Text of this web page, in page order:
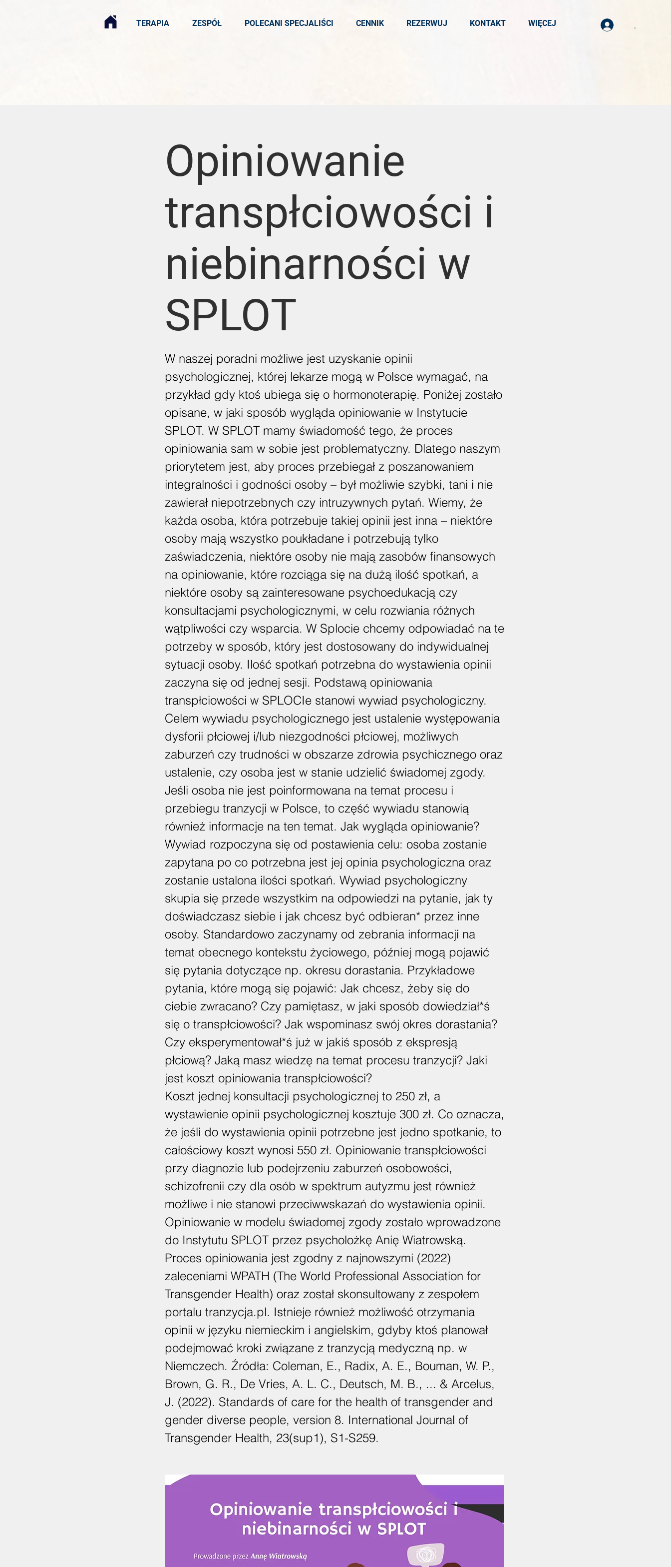
TERAPIA ZESPÓŁ POLECANI SPECJALIŚCI CENNIK REZERWUJ KONTAKT WIĘCEJ .
Opiniowanie
transpłciowości i
niebinarności w
SPLOT
W naszej poradni możliwe jest uzyskanie opinii
psychologicznej, której lekarze mogą w Polsce wymagać, na
przykład gdy ktoś ubiega się o hormonoterapię. Poniżej zostało
opisane, w jaki sposób wygląda opiniowanie w Instytucie
SPLOT. W SPLOT mamy świadomość tego, że proces
opiniowania sam w sobie jest problematyczny. Dlatego naszym
priorytetem jest, aby proces przebiegał z poszanowaniem
integralności i godności osoby – był możliwie szybki, tani i nie
zawierał niepotrzebnych czy intruzywnych pytań. Wiemy, że
każda osoba, która potrzebuje takiej opinii jest inna – niektóre
osoby mają wszystko poukładane i potrzebują tylko
zaświadczenia, niektóre osoby nie mają zasobów finansowych
na opiniowanie, które rozciąga się na dużą ilość spotkań, a
niektóre osoby są zainteresowane psychoedukacją czy
konsultacjami psychologicznymi, w celu rozwiania różnych
wątpliwości czy wsparcia. W Splocie chcemy odpowiadać na te
potrzeby w sposób, który jest dostosowany do indywidualnej
sytuacji osoby. Ilość spotkań potrzebna do wystawienia opinii
zaczyna się od jednej sesji. Podstawą opiniowania
transpłciowości w SPLOCIe stanowi wywiad psychologiczny.
Celem wywiadu psychologicznego jest ustalenie występowania
dysforii płciowej i/lub niezgodności płciowej, możliwych
zaburzeń czy trudności w obszarze zdrowia psychicznego oraz
ustalenie, czy osoba jest w stanie udzielić świadomej zgody.
Jeśli osoba nie jest poinformowana na temat procesu i
przebiegu tranzycji w Polsce, to część wywiadu stanowią
również informacje na ten temat. Jak wygląda opiniowanie?
Wywiad rozpoczyna się od postawienia celu: osoba zostanie
zapytana po co potrzebna jest jej opinia psychologiczna oraz
zostanie ustalona ilości spotkań. Wywiad psychologiczny
skupia się przede wszystkim na odpowiedzi na pytanie, jak ty
doświadczasz siebie i jak chcesz być odbieran* przez inne
osoby. Standardowo zaczynamy od zebrania informacji na
temat obecnego kontekstu życiowego, później mogą pojawić
się pytania dotyczące np. okresu dorastania. Przykładowe
pytania, które mogą się pojawić: Jak chcesz, żeby się do
ciebie zwracano? Czy pamiętasz, w jaki sposób dowiedział*ś
się o transpłciowości? Jak wspominasz swój okres dorastania?
Czy eksperymentował*ś już w jakiś sposób z ekspresją
płciową? Jaką masz wiedzę na temat procesu tranzycji? Jaki
jest koszt opiniowania transpłciowości?
Koszt jednej konsultacji psychologicznej to 250 zł, a
wystawienie opinii psychologicznej kosztuje 300 zł. Co oznacza,
że jeśli do wystawienia opinii potrzebne jest jedno spotkanie, to
całościowy koszt wynosi 550 zł. Opiniowanie transpłciowości
przy diagnozie lub podejrzeniu zaburzeń osobowości,
schizofrenii czy dla osób w spektrum autyzmu jest również
możliwe i nie stanowi przeciwwskazań do wystawienia opinii.
Opiniowanie w modelu świadomej zgody zostało wprowadzone
do Instytutu SPLOT przez psycholożkę Anię Wiatrowską.
Proces opiniowania jest zgodny z najnowszymi (2022)
zaleceniami WPATH (The World Professional Association for
Transgender Health) oraz został skonsultowany z zespołem
portalu tranzycja.pl. Istnieje również możliwość otrzymania
opinii w języku niemieckim i angielskim, gdyby ktoś planował
podejmować kroki związane z tranzycją medyczną np. w
Niemczech. Źródła: Coleman, E., Radix, A. E., Bouman, W. P.,
Brown, G. R., De Vries, A. L. C., Deutsch, M. B., ... & Arcelus,
J. (2022). Standards of care for the health of transgender and
gender diverse people, version 8. International Journal of
Transgender Health, 23(sup1), S1-S259.